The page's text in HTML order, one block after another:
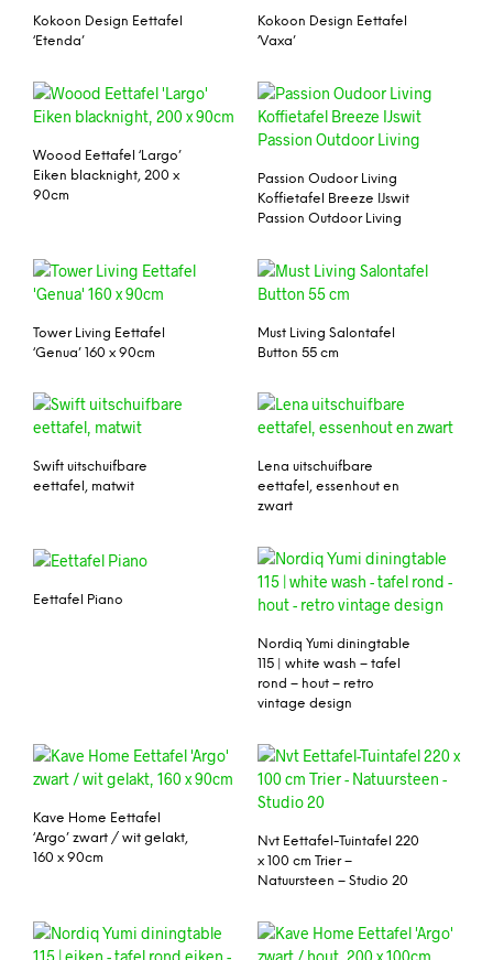
Kokoon Design Eettafel
‘Etenda’
Kokoon Design Eettafel
‘Vaxa’
Woood Eettafel ‘Largo’
Eiken blacknight, 200 x
90cm
Passion Oudoor Living
Koffietafel Breeze IJswit
Passion Outdoor Living
Tower Living Eettafel
‘Genua’ 160 x 90cm
Must Living Salontafel
Button 55 cm
Swift uitschuifbare
eettafel, matwit
Lena uitschuifbare
eettafel, essenhout en
zwart
Eettafel Piano
Nordiq Yumi diningtable
115 | white wash – tafel
rond – hout – retro
vintage design
Kave Home Eettafel
‘Argo’ zwart / wit gelakt,
160 x 90cm
Nvt Eettafel-Tuintafel 220
x 100 cm Trier –
Natuursteen – Studio 20